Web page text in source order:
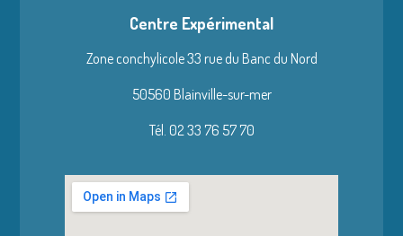
Centre Expérimental
Zone conchylicole 33 rue du Banc du Nord
50560 Blainville-sur-mer
Tél. 02 33 76 57 70